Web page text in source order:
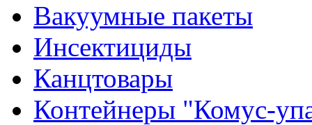
Вакуумные пакеты
Инсектициды
Канцтовары
Контейнеры "Комус-